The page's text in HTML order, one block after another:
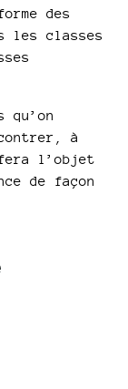
des
les classes
qu’on
à
l’objet
de façon